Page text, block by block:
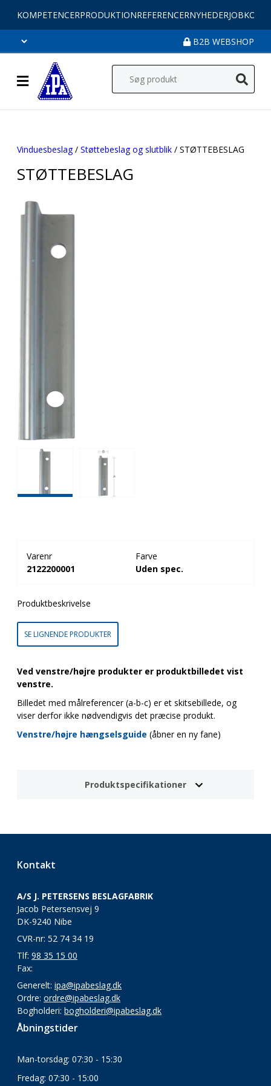
KOMPETENCERPRODUKTIONREFERENCERNYHEDERJOB
B2B WEBSHOP
Vinduesbeslag/ Støttebeslag og slutblik / STØTTEBESLAG
STØTTEBESLAG
Varenr
2122200001
Farve
Uden spec.
Produktbeskrivelse
SE LIGNENDE PRODUKTER
Ved venstre/højre produkter er produktbilledet vist
venstre.
Billedet med målreferencer (a-b-c) er et skitsebillede, og
viser derfor ikke nødvendigvis det præcise produkt.
Venstre/højre hængselsguide (åbner en ny fane)
Produktspecifikationer
Kontakt
A/S J. PETERSENS BESLAGFABRIK
Jacob Petersensvej 9
DK-9240 Nibe
CVR-nr: 52 74 34 19
Tlf: 98 35 15 00
Fax:
Generelt: ipa@ipabeslag.dk
Ordre: ordre@ipabeslag.dk
Bogholderi: bogholderi@ipabeslag.dk
Åbningstider
Man-torsdag: 07:30 - 15:30
Fredag: 07:30 - 15:00